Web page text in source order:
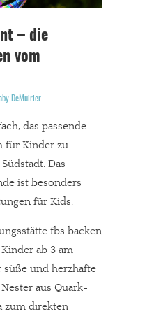
– die
vom
DeMuirier
das passende
für Kinder zu
Das
ist besonders
für Kids.
fbs backen
ab 3 am
süße und herzhafte
aus Quark-
zum direkten